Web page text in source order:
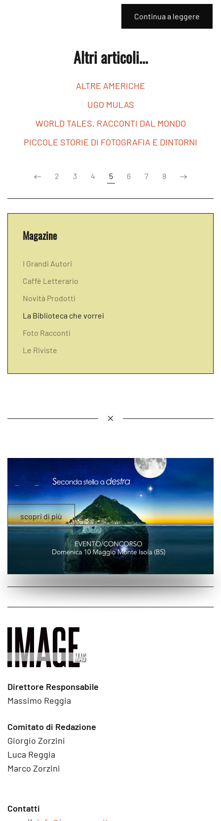
Continua a leggere
Altri articoli...
ALTRE AMERICHE
UGO MULAS
WORLD TALES, RACCONTI DAL MONDO
PICCOLE STORIE DI FOTOGRAFIA E DINTORNI
2 3 4 5 6 7 8
Magazine
I Grandi Autori
Caffè Letterario
Novità Prodotti
La Biblioteca che vorrei
Foto Racconti
Le Riviste
scopri di più
Direttore Responsabile
Massimo Reggia
Comitato di Redazione
Giorgio Zorzini
Luca Reggia
Marco Zorzini
Contatti